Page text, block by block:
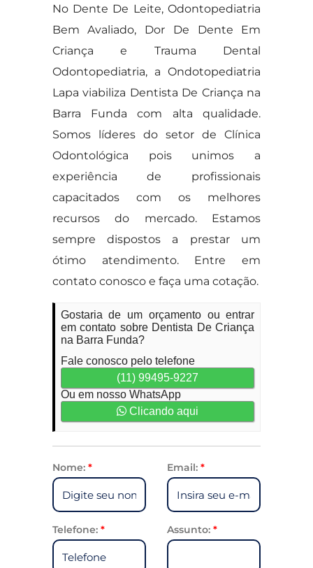
No Dente De Leite, Odontopediatria
Bem Avaliado, Dor De Dente Em
Criança e Trauma Dental
Odontopediatria, a Ondotopediatria
Lapa viabiliza Dentista De Criança na
Barra Funda com alta qualidade.
Somos líderes do setor de Clínica
Odontológica pois unimos a
experiência de profissionais
capacitados com os melhores
recursos do mercado. Estamos
sempre dispostos a prestar um
ótimo atendimento. Entre em
contato conosco e faça uma cotação.
Gostaria de um orçamento ou entrar
em contato sobre Dentista De Criança
na Barra Funda?
Fale conosco pelo telefone
(11) 99495-9227
Ou em nosso WhatsApp
Clicando aqui
Nome: * Email: *
Telefone: * Assunto: *